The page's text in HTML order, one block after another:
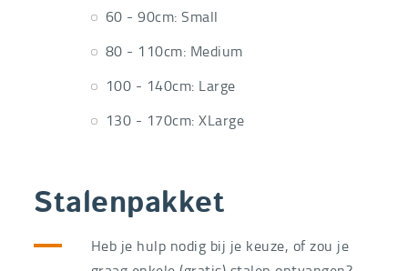
60 - 90cm: Small
80 - 110cm: Medium
100 - 140cm: Large
130 - 170cm: XLarge
Stalenpakket
Heb je hulp nodig bij je keuze, of zou je